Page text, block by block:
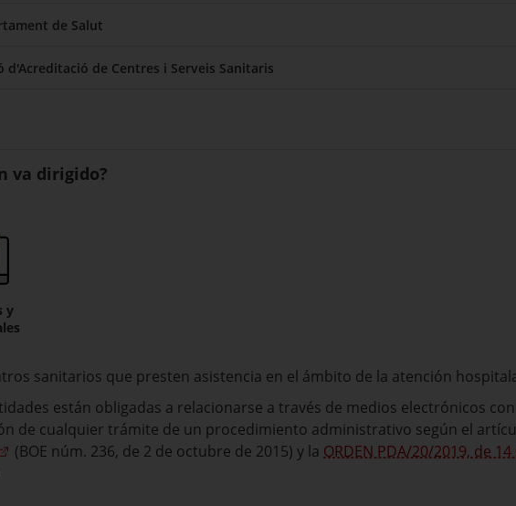
de Salut
d'Acreditació de Centres i Serveis Sanitaris
va dirigido?
y
sanitarios que presten asistencia en el ámbito de la atención
están obligadas a relacionarse a través de medios electrónicos
de cualquier trámite de un procedimiento administrativo según el
(BOE núm. 236, de 2 de octubre de 2015) y la ORDEN PDA/20/2019, de